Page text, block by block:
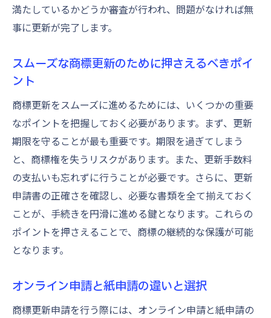
満たしているかどうか審査が行われ、問題がなければ無
事に更新が完了します。
スムーズな商標更新のために押さえるべきポイ
ント
商標更新をスムーズに進めるためには、いくつかの重要
なポイントを把握しておく必要があります。まず、更新
期限を守ることが最も重要です。期限を過ぎてしまう
と、商標権を失うリスクがあります。また、更新手数料
の支払いも忘れずに行うことが必要です。さらに、更新
申請書の正確さを確認し、必要な書類を全て揃えておく
ことが、手続きを円滑に進める鍵となります。これらの
ポイントを押さえることで、商標の継続的な保護が可能
となります。
オンライン申請と紙申請の違いと選択
商標更新申請を行う際には、オンライン申請と紙申請の